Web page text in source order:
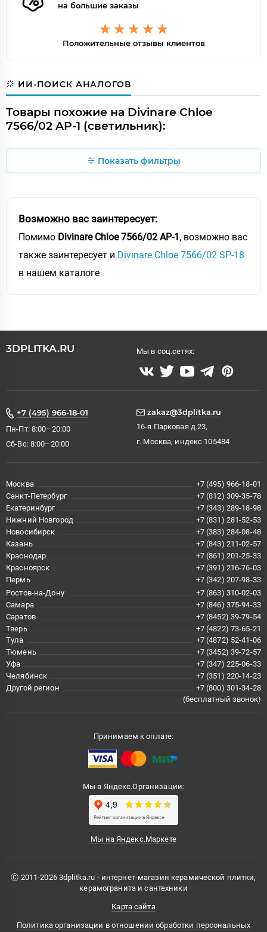
на большие заказы
Положительные отзывы клиентов
ИИ-ПОИСК АНАЛОГОВ
Товары похожие на Divinare Chloe
7566/02 AP-1 (светильник):
Показать фильтры
Возможно вас заинтересует:
Помимо Divinare Chloe 7566/02 AP-1, возможно вас
также заинтересует и Divinare Chloe 7566/02 SP-18
в нашем каталоге
3DPLITKA.RU Мы в соц.сетях:
+7 (495) 966-18-01
Пн-Пт: 8:00–20:00
Сб-Вс: 8:00–20:00
zakaz@3dplitka.ru
16-я Парковая д.23,
г. Москва, индекс 105484
Москва
+7 (495) 966-18-01
Санкт-Петербург
+7 (812) 309-35-78
Екатеринбург
+7 (343) 289-18-98
Нижний Новгород
+7 (831) 281-52-53
Новосибирск
+7 (383) 284-08-48
Казань
+7 (843) 211-02-57
Краснодар
+7 (861) 201-25-33
Красноярск
+7 (391) 216-76-03
Пермь
+7 (342) 207-98-33
Ростов-на-Дону
+7 (863) 310-02-03
Самара
+7 (846) 375-94-33
Саратов
+7 (8452) 39-79-54
Тверь
+7 (4822) 73-65-21
Тула
+7 (4872) 52-41-06
Тюмень
+7 (3452) 39-72-57
Уфа
+7 (347) 225-06-33
Челябинск
+7 (351) 220-14-23
Другой регион
+7 (800) 301-34-28
(бесплатный звонок)
Принимаем к оплате:
Мы в Яндекс.Организации:
Мы на Яндекс.Маркете
Ⓒ 2011-2026 3dplitka.ru - интернет-магазин керамической плитки,
керамогранита и сантехники
Карта сайта
Политика организации в отношении обработки персональных